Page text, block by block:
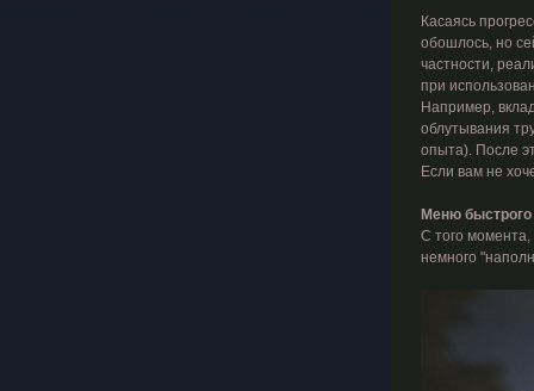
Касаясь
обошлось, но
частности,
при
Например,
облутывания
опыта). После
Если вам не
Меню быстрого
С того
немного